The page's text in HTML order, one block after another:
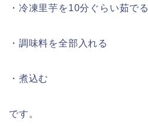
・冷凍里芋を10分ぐらい茹でる
・調味料を全部入れる
・煮込む
です。